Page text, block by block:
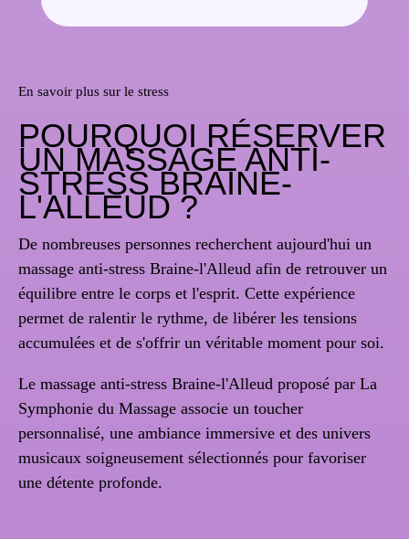
En savoir plus sur le stress
POURQUOI RÉSERVER
UN MASSAGE ANTI-
STRESS BRAINE-
L'ALLEUD ?
De nombreuses personnes recherchent aujourd'hui un
massage anti-stress Braine-l'Alleud afin de retrouver un
équilibre entre le corps et l'esprit. Cette expérience
permet de ralentir le rythme, de libérer les tensions
accumulées et de s'offrir un véritable moment pour soi.
Le massage anti-stress Braine-l'Alleud proposé par La
Symphonie du Massage associe un toucher
personnalisé, une ambiance immersive et des univers
musicaux soigneusement sélectionnés pour favoriser
une détente profonde.